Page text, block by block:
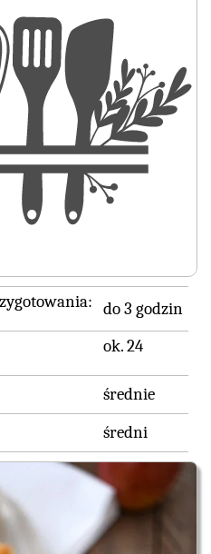
do 3 godzin
ok. 24
średnie
średni